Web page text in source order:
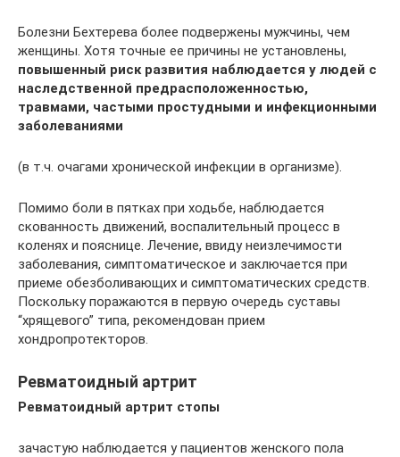
Болезни Бехтерева более подвержены мужчины, чем
женщины. Хотя точные ее причины не установлены,
повышенный риск развития наблюдается у людей с
наследственной предрасположенностью,
травмами, частыми простудными и инфекционными
заболеваниями
(в т.ч. очагами хронической инфекции в организме).
Помимо боли в пятках при ходьбе, наблюдается
скованность движений, воспалительный процесс в
коленях и пояснице. Лечение, ввиду неизлечимости
заболевания, симптоматическое и заключается при
приеме обезболивающих и симптоматических средств.
Поскольку поражаются в первую очередь суставы
“хрящевого” типа, рекомендован прием
хондропротекторов.
Ревматоидный артрит
Ревматоидный артрит стопы
зачастую наблюдается у пациентов женского пола